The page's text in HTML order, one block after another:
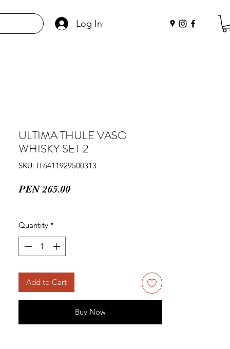
Log In
ULTIMA THULE VASO
WHISKY SET 2
SKU: IT6411929500313
PEN 265.00Price
Quantity *
Add to Cart
Buy Now